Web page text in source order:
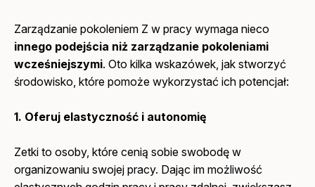
Zarządzanie pokoleniem Z w pracy wymaga nieco
innego podejścia niż zarządzanie pokoleniami
wcześniejszymi. Oto kilka wskazówek, jak stworzyć
środowisko, które pomoże wykorzystać ich potencjał:
1. Oferuj elastyczność i autonomię
Zetki to osoby, które cenią sobie swobodę w
organizowaniu swojej pracy. Dając im możliwość